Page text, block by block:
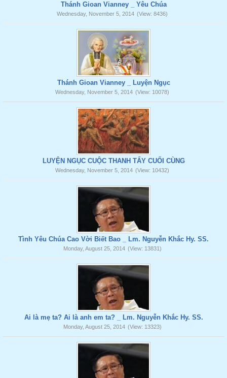
Thánh Gioan Vianney _ Yêu Chúa
Wednesday, November 5, 2014 (View: 8436)
Thánh Gioan Vianney _ Luyện Ngục
Wednesday, November 5, 2014 (View: 10078)
LUYỆN NGỤC CUỘC THANH TẨY CUỐI CÙNG
Wednesday, November 5, 2014 (View: 10432)
Tình Yêu Chúa Cao Vời Biết Bao _ Lm. Nguyễn Khắc Hy. SS.
Monday, August 25, 2014 (View: 13831)
Ai là mẹ ta? Ai là anh em ta? _ Lm. Nguyễn Khắc Hy. SS.
Monday, August 25, 2014 (View: 13323)